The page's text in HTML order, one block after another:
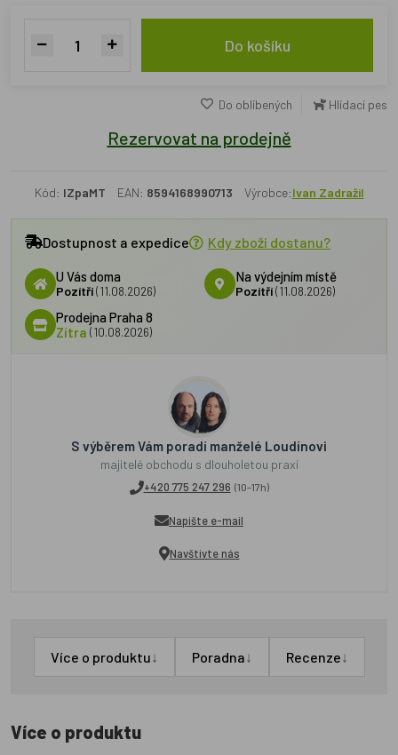
Do košíku
Do oblíbených Hlídací pes
Rezervovat na prodejně
Kód: IZpaMT EAN: 8594168990713 Výrobce:Ivan Zadražil
Dostupnost a expedice Kdy zboží dostanu?
U Vás doma
Pozítří(11.08.2026)
Na výdejním místě
Pozítří (11.08.2026)
Prodejna Praha 8
Zítra (10.08.2026)
S výběrem Vám poradí manželé Loudínovi
majitelé obchodu s dlouholetou praxí
+420 775 247 296 (10-17h)
Napište e-mail
Navštivte nás
Více o produktu↓ Poradna↓ Recenze↓
Více o produktu